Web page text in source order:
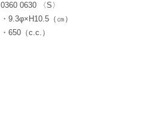
0360 0630 〈S〉
・9.3φ×H10.5（㎝）
・650（c.c.）